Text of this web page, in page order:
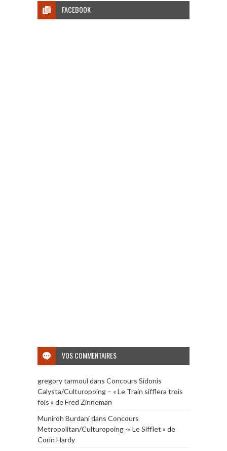
FACEBOOK
VOS COMMENTAIRES
gregory tarmoul dans Concours Sidonis
Calysta/Culturopoing – « Le Train sifflera trois
fois » de Fred Zinneman
Muniroh Burdanidans Concours
Metropolitan/Culturopoing -« Le Sifflet » de
Corin Hardy